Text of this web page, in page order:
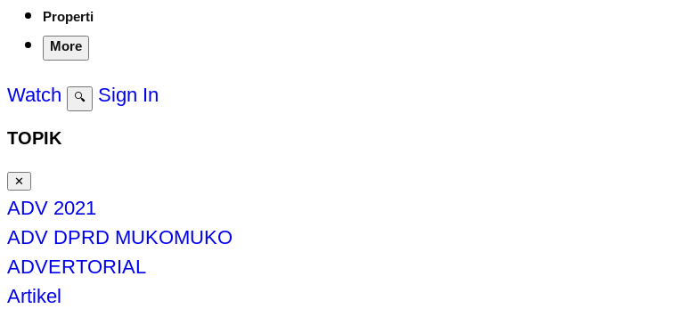
Properti
More
Watch 🔍 Sign In
TOPIK
✕
ADV 2021
ADV DPRD MUKOMUKO
ADVERTORIAL
Artikel